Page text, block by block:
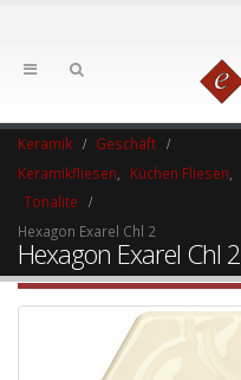
Keramik
Geschäft
Keramikfliesen
Küchen Fliesen
Tonalite
Hexagon Exarel Chl 2
Hexagon Exarel Chl 2